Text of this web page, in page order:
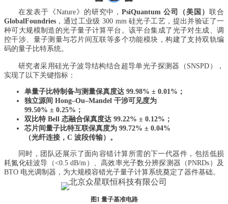
在发表于《Nature》的研究中，PsiQuantum 公司（美国）联合
GlobalFoundries ，通过工业级 300 mm 硅光子工艺，提出并验证了一
种可大规模制造的光子量子计算平台。该平台集成了光子对生成、调
控干涉、量子测量与芯片间互联等多个功能模块，构建了支持双轨编
码的量子比特系统。
研究者采用硅光子波导结构结合超导单光子探测器（SNSPD），
实现了以下关键指标：
单量子比特制备与测量保真度达 99.98% ± 0.01%；
独立源间 Hong–Ou–Mandel 干涉可见度为
99.50% ± 0.25%；
双比特 Bell 态融合保真度达 99.22% ± 0.12%；
芯片间量子比特互联保真度为 99.72% ± 0.04%
（光纤连接，C 波段传输）。
同时，团队还展示了面向容错计算所需的下一代器件，包括低损
耗氮化硅波导（<0.5 dB/m）、高效率光子数分辨探测器（PNRDs）及
BTO 电光调制器，为大规模容错光子量子计算系统奠定了器件基础。
图1 量子基准电路